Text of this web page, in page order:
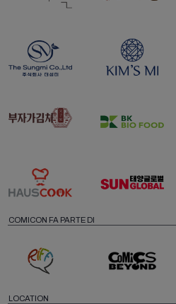
COMICON FA PARTE DI
LOCATION